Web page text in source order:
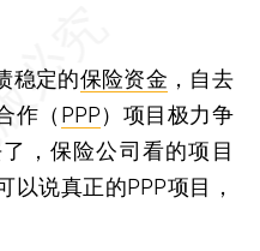
定的保险资金 ，自去
作（ PPP）项目极力争
，保险公司看的项目
以说真正的PPP项目，